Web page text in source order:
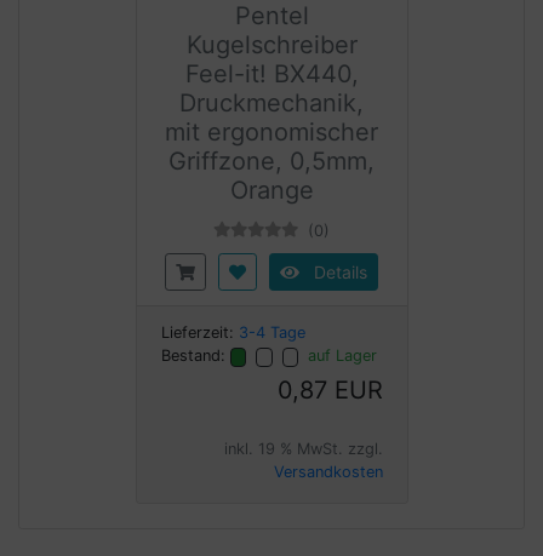
Pentel
Kugelschreiber
Feel-it! BX440,
Druckmechanik,
mit ergonomischer
Griffzone, 0,5mm,
Orange
(0)
Details
Lieferzeit: 3-4 Tage
Bestand:
auf Lager
0,87 EUR
inkl. 19 % MwSt. zzgl.
Versandkosten